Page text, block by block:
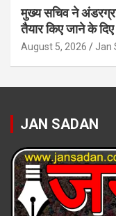
मुख्य सचिव ने
तैयार किए जाने के दिए
August 5, 2026 Jan
JAN SADAN